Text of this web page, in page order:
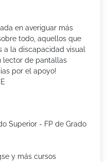
en averiguar más
todo, aquellos que
a la discapacidad visual
lector de pantallas
por el apoyo!
Superior - FP de Grado
y más cursos